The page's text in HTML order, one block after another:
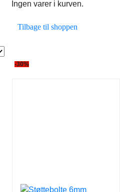
Ingen varer i kurven.
Tilbage til shoppen
-30%